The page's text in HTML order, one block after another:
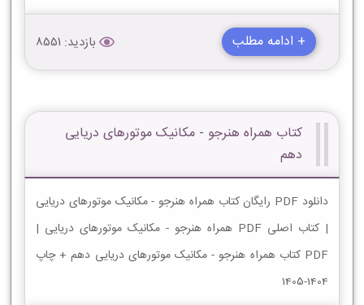
+ ادامه مطلب بازدید: 8551
کتاب همراه هنرجو - مکانیک موتورهای دریایی
دهم
دانلود PDF رایگان کتاب همراه هنرجو - مکانیک موتورهای دریایی
| کتاب اصلی PDF همراه هنرجو - مکانیک موتورهای دریایی |
PDF کتاب همراه هنرجو - مکانیک موتورهای دریایی دهم + چاپ
1404-1405